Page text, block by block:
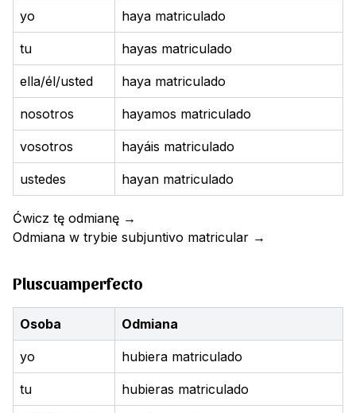
yo haya matriculado
tu hayas matriculado
ella/él/usted haya matriculado
nosotros hayamos matriculado
vosotros hayáis matriculado
ustedes hayan matriculado
Ćwicz tę odmianę →
Odmiana w trybie subjuntivo matricular →
Pluscuamperfecto
Osoba Odmiana
yo hubiera matriculado
tu hubieras matriculado